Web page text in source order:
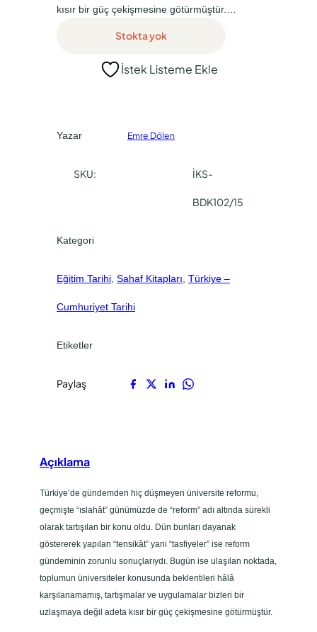
₺
,
₺
kısır bir güç çekişmesine götürmüştür.…
Stokta yok
İstek Listeme Ekle
Yazar Emre Dölen
SKU: İKS-
BDK102/15
Kategori
Eğitim Tarihi Sahaf Kitapları Türkiye –
Cumhuriyet Tarihi
Etiketler
Paylaş
Açıklama
Türkiye’de gündemden hiç düşmeyen üniversite reformu,
geçmişte “ıslahât” günümüzde de “reform” adı altında sürekli
olarak tartışılan bir konu oldu. Dün bunları dayanak
göstererek yapılan “tensikât” yani “tasfiyeler” ise reform
gündeminin zorunlu sonuçlarıydı. Bugün ise ulaşılan noktada,
toplumun üniversiteler konusunda beklentileri hâlâ
karşılanamamış, tartışmalar ve uygulamalar bizleri bir
uzlaşmaya değil adeta kısır bir güç çekişmesine götürmüştür.